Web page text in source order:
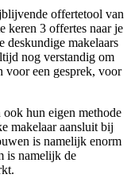
offertetool van
keren 3 offertes naar je
deskundige makelaars
nog verstandig om
voor een gesprek, voor
ook hun eigen methode
makelaar aansluit bij
is namelijk enorm
is namelijk de